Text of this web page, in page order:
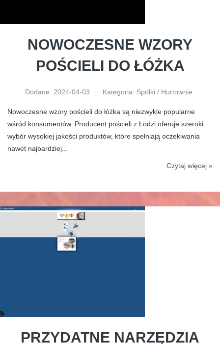
NOWOCZESNE WZORY
POŚCIELI DO ŁÓŻKA
Dodane: 2024-04-03 :: Kategoria: Spółki / Hurtownie
Nowoczesne wzory pościeli do łóżka są niezwykle popularne
wśród konsumentów. Producent pościeli z Łodzi oferuje szeroki
wybór wysokiej jakości produktów, które spełniają oczekiwania
nawet najbardziej...
Czytaj więcej »
PRZYDATNE NARZĘDZIA